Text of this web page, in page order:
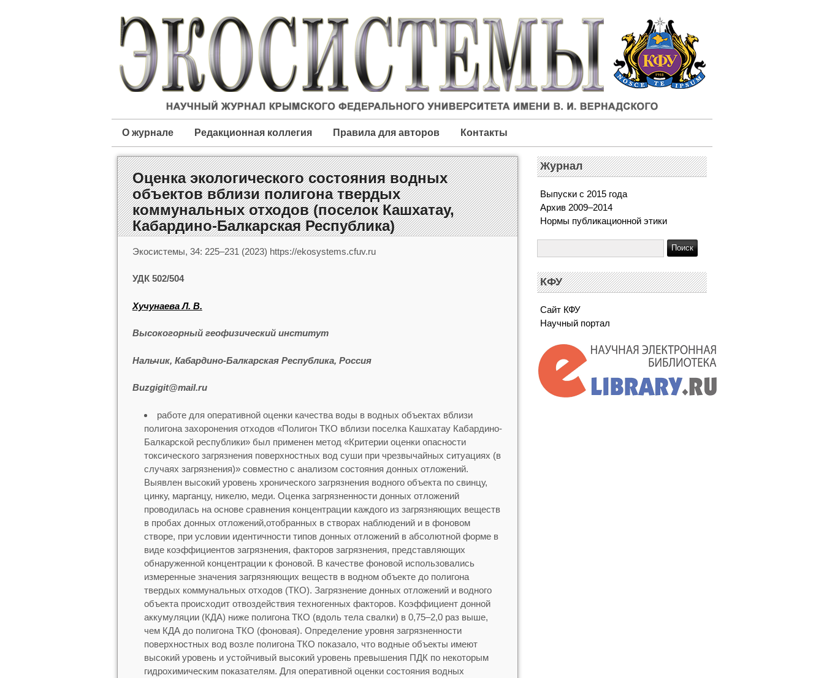
О журнале Редакционная коллегия Правила для авторов Контакты
Оценка экологического состояния водных
объектов вблизи полигона твердых
коммунальных отходов (поселок Кашхатау,
Кабардино-Балкарская Республика)
Экосистемы, 34: 225–231 (2023) https://ekosystems.cfuv.ru
УДК 502/504
Хучунаева Л. В.
Высокогорный геофизический институт
Нальчик, Кабардино-Балкарская Республика, Россия
Buzgigit@mail.ru
работе для оперативной оценки качества воды в водных объектах вблизи
полигона захоронения отходов «Полигон ТКО вблизи поселка Кашхатау Кабардино-
Балкарской республики» был применен метод «Критерии оценки опасности
токсического загрязнения поверхностных вод суши при чрезвычайных ситуациях (в
случаях загрязнения)» совместно с анализом состояния донных отложений.
Выявлен высокий уровень хронического загрязнения водного объекта по свинцу,
цинку, марганцу, никелю, меди. Оценка загрязненности донных отложений
проводилась на основе сравнения концентрации каждого из загрязняющих веществ
в пробах донных отложений,отобранных в створах наблюдений и в фоновом
створе, при условии идентичности типов донных отложений в абсолютной форме в
виде коэффициентов загрязнения, факторов загрязнения, представляющих
обнаруженной концентрации к фоновой. В качестве фоновой использовались
измеренные значения загрязняющих веществ в водном объекте до полигона
твердых коммунальных отходов (ТКО). Загрязнение донных отложений и водного
объекта происходит отвоздействия техногенных факторов. Коэффициент донной
аккумуляции (КДА) ниже полигона ТКО (вдоль тела свалки) в 0,75–2,0 раз выше,
чем КДА до полигона ТКО (фоновая). Определение уровня загрязненности
поверхностных вод возле полигона ТКО показало, что водные объекты имеют
высокий уровень и устойчивый высокий уровень превышения ПДК по некоторым
гидрохимическим показателям. Для оперативной оценки состояния водных
Журнал
Выпуски с 2015 года
Архив 2009–2014
Нормы публикационной этики
КФУ
Сайт КФУ
Научный портал